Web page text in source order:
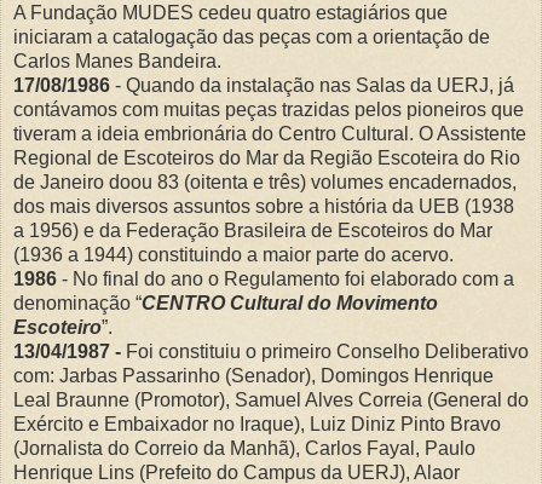
A Fundação MUDES cedeu quatro estagiários que
iniciaram a catalogação das peças com a orientação de
Carlos Manes Bandeira.
17/08/1986 - Quando da instalação nas Salas da UERJ, já
contávamos com muitas peças trazidas pelos pioneiros que
tiveram a ideia embrionária do Centro Cultural. O Assistente
Regional de Escoteiros do Mar da Região Escoteira do Rio
de Janeiro doou 83 (oitenta e três) volumes encadernados,
dos mais diversos assuntos sobre a história da UEB (1938
a 1956) e da Federação Brasileira de Escoteiros do Mar
(1936 a 1944) constituindo a maior parte do acervo.
1986 - No final do ano o Regulamento foi elaborado com a
denominação “CENTRO Cultural do Movimento
Escoteiro”.
13/04/1987 - Foi constituiu o primeiro Conselho Deliberativo
com: Jarbas Passarinho (Senador), Domingos Henrique
Leal Braunne (Promotor), Samuel Alves Correia (General do
Exército e Embaixador no Iraque), Luiz Diniz Pinto Bravo
(Jornalista do Correio da Manhã), Carlos Fayal, Paulo
Henrique Lins (Prefeito do Campus da UERJ), Alaor